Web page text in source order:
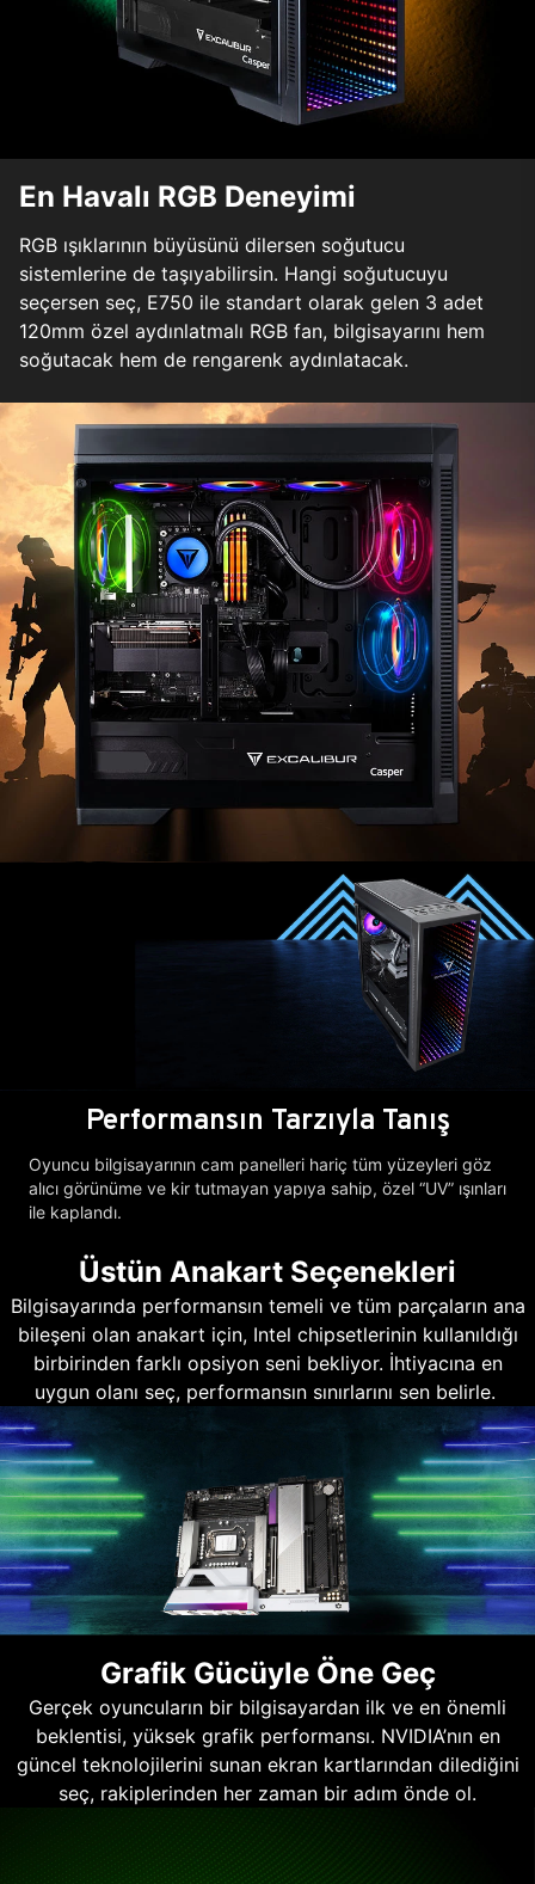
En Havalı RGB Deneyimi
RGB ışıklarının büyüsünü dilersen soğutucu
sistemlerine de taşıyabilirsin. Hangi soğutucuyu
seçersen seç, E750 ile standart olarak gelen 3 adet
120mm özel aydınlatmalı RGB fan, bilgisayarını hem
soğutacak hem de rengarenk aydınlatacak.
Performansın Tarzıyla Tanış
Oyuncu bilgisayarının cam panelleri hariç tüm yüzeyleri göz
alıcı görünüme ve kir tutmayan yapıya sahip, özel “UV” ışınları
ile kaplandı.
Üstün Anakart Seçenekleri
Bilgisayarında performansın temeli ve tüm parçaların ana
bileşeni olan anakart için, Intel chipsetlerinin kullanıldığı
birbirinden farklı opsiyon seni bekliyor. İhtiyacına en
uygun olanı seç, performansın sınırlarını sen belirle.
Grafik Gücüyle Öne Geç
Gerçek oyuncuların bir bilgisayardan ilk ve en önemli
beklentisi, yüksek grafik performansı. NVIDIA’nın en
güncel teknolojilerini sunan ekran kartlarından dilediğini
seç, rakiplerinden her zaman bir adım önde ol.